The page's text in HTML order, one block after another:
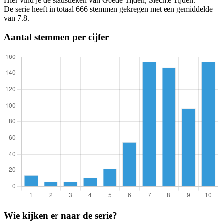
De serie heeft in totaal 666 stemmen gekregen met een gemiddelde
van 7.8.
Aantal stemmen per cijfer
Wie kijken er naar de serie?